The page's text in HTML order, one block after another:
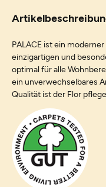
PALACE ist ein
einzigartigen und
optimal für alle
ein unverwechselbares
Qualität ist der Flor